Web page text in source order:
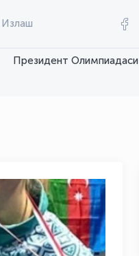
Излаш
Президент Олимпиадаси